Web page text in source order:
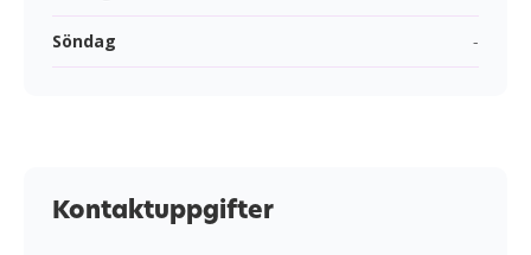
Söndag -
Kontaktuppgifter